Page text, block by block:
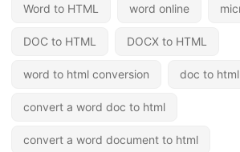
Word to HTML word online
DOC to HTML DOCX to HTML
word to html conversion doc to
convert a word doc to html
convert a word document to html